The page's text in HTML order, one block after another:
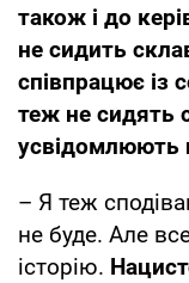
також і до
не сидить
співпрацює із
теж не сидять
усвідомлюють
– Я теж
не буде. Але
історію.